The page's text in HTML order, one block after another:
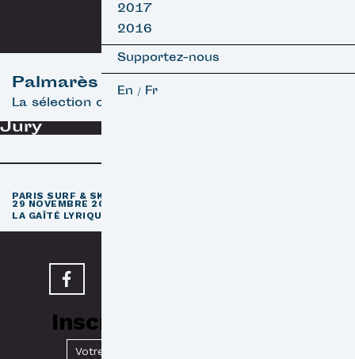
2017
2016
Supportez-nous
En / Fr
Palmarès
La sélection officielle
Jury
PARIS SURF & SKATEBOARD FILM FESTIVAL
29 NOVEMBRE 2026
LA GAÎTÉ LYRIQUE · PARIS 3
Inscrivez-vous à notre